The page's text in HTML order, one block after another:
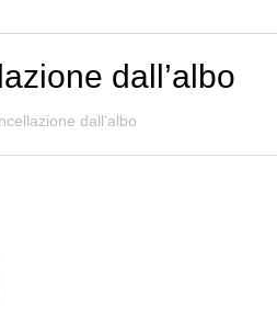
dall’albo
dall’albo